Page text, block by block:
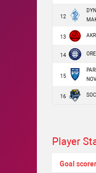
12
13
14
15
16
Player
Goal